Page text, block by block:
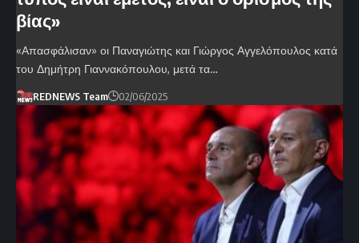
βίας»
«Απασφάλισαν» οι Παναγιώτης και Γιώργος Αγγελόπουλος κατά
του Δημήτρη Γιαννακόπουλου, μετά τα…
REDNEWS Team 02/06/2025